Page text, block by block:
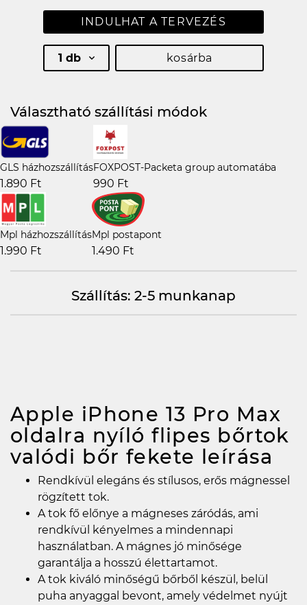
INDULHAT A TERVEZÉS
1 db kosárba
Választható szállítási módok
GLS házhozszállítás
1.890 Ft
FOXPOST-Packeta group automatába
990 Ft
Mpl házhozszállítás
1.990 Ft
Mpl postapont
1.490 Ft
Szállítás: 2-5 munkanap
Apple iPhone 13 Pro Max
oldalra nyíló flipes bőrtok
valódi bőr fekete leírása
Rendkívül elegáns és stílusos, erős mágnessel
rögzített tok.
A tok fő előnye a mágneses záródás, ami
rendkívül kényelmes a mindennapi
használatban. A mágnes jó minősége
garantálja a hosszú élettartamot.
A tok kiváló minőségű bőrből készül, belül
puha anyaggal bevont, amely védelmet nyújt